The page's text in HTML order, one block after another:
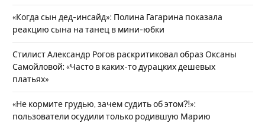
«Когда сын дед-инсайд»: Полина Гагарина показала
реакцию сына на танец в мини-юбки
Стилист Александр Рогов раскритиковал образ Оксаны
Самойловой: «Часто в каких-то дурацких дешевых
платьях»
«Не кормите грудью, зачем судить об этом?!»:
пользователи осудили только родившую Марию